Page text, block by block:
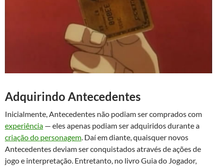
Adquirindo Antecedentes
Inicialmente, Antecedentes não podiam ser comprados com
experiência — eles apenas podiam ser adquiridos durante a
criação do personagem. Daí em diante, quaisquer novos
Antecedentes deviam ser conquistados através de ações de
jogo e interpretação. Entretanto, no livro Guia do Jogador,